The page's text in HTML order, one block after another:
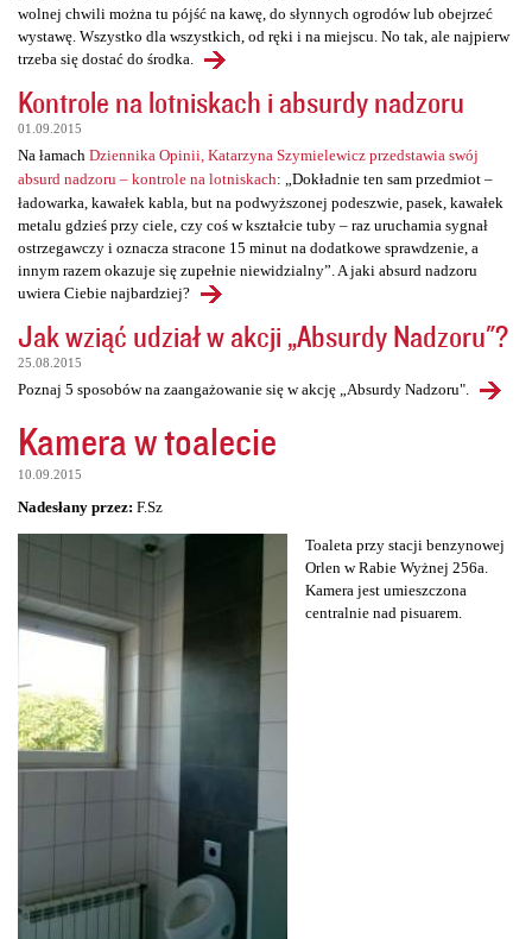
wolnej chwili można tu pójść na kawę, do słynnych ogrodów lub obejrzeć
wystawę. Wszystko dla wszystkich, od ręki i na miejscu. No tak, ale najpierw
trzeba się dostać do środka.
Kontrole na lotniskach i absurdy nadzoru
01.09.2015
Na łamach Dziennika Opinii, Katarzyna Szymielewicz przedstawia swój
absurd nadzoru – kontrole na lotniskach: „Dokładnie ten sam przedmiot –
ładowarka, kawałek kabla, but na podwyższonej podeszwie, pasek, kawałek
metalu gdzieś przy ciele, czy coś w kształcie tuby – raz uruchamia sygnał
ostrzegawczy i oznacza stracone 15 minut na dodatkowe sprawdzenie, a
innym razem okazuje się zupełnie niewidzialny”. A jaki absurd nadzoru
uwiera Ciebie najbardziej?
Jak wziąć udział w akcji „Absurdy Nadzoru"?
25.08.2015
Poznaj 5 sposobów na zaangażowanie się w akcję „Absurdy Nadzoru".
Kamera w toalecie
10.09.2015
Nadesłany przez: F.Sz
Toaleta przy stacji benzynowej
Orlen w Rabie Wyżnej 256a.
Kamera jest umieszczona
centralnie nad pisuarem.